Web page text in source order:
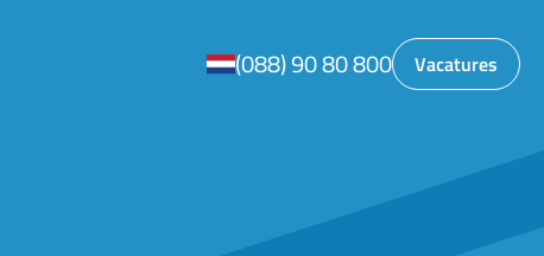
(088) 90 80 800 Vacatures